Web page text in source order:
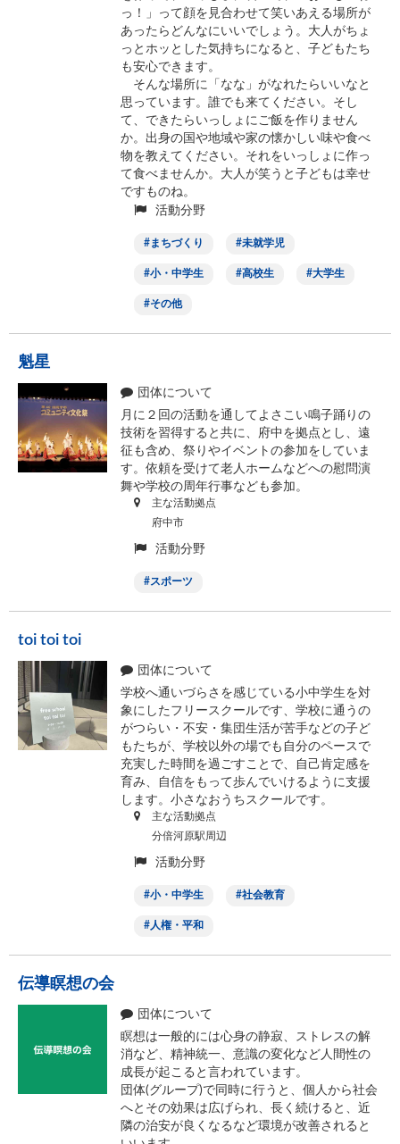
っ！」って顔を見合わせて笑いあえる場所が
あったらどんなにいいでしょう。大人がちょ
っとホッとした気持ちになると、子どもたち
も安心できます。
そんな場所に「なな」がなれたらいいなと
思っています。誰でも来てください。そし
て、できたらいっしょにご飯を作りません
か。出身の国や地域や家の懐かしい味や食べ
物を教えてください。それをいっしょに作っ
て食べませんか。大人が笑うと子どもは幸せ
ですものね。
活動分野
まちづくり 未就学児
小・中学生 高校生 大学生
その他
魁星
団体について
月に２回の活動を通してよさこい鳴子踊りの
技術を習得すると共に、府中を拠点とし、遠
征も含め、祭りやイベントの参加をしていま
す。依頼を受けて老人ホームなどへの慰問演
舞や学校の周年行事なども参加。
主な活動拠点
府中市
活動分野
スポーツ
toi toi toi
団体について
学校へ通いづらさを感じている小中学生を対
象にしたフリースクールです、学校に通うの
がつらい・不安・集団生活が苦手などの子ど
もたちが、学校以外の場でも自分のペースで
充実した時間を過ごすことで、自己肯定感を
育み、自信をもって歩んでいけるように支援
します。小さなおうちスクールです。
主な活動拠点
分倍河原駅周辺
活動分野
小・中学生 社会教育
人権・平和
伝導瞑想の会
団体について
瞑想は一般的には心身の静寂、ストレスの解
消など、精神統一、意識の変化など人間性の
成長が起こると言われています。
団体(グループ)で同時に行うと、個人から社会
へとその効果は広げられ、長く続けると、近
隣の治安が良くなるなど環境が改善されると